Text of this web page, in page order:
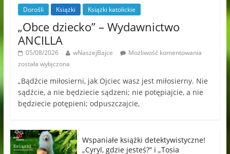
Dorośli Książki Książki katolickie
„Obce dziecko” – Wydawnictwo
ANCILLA
05/08/2026 wNaszejBajce
Możliwość komentowania
została wyłączona
„Bądźcie miłosierni, jak Ojciec wasz jest miłosierny. Nie
sądźcie, a nie będziecie sądzeni; nie potępiajcie, a nie
będziecie potępieni; odpuszczajcie,
Wspaniałe książki detektywistyczne!
„Cyryl, gdzie jesteś?” i „Tosia